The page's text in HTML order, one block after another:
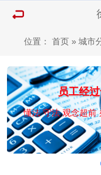
位置： 首页» 城市
员工经
懂法 守法 观念超前